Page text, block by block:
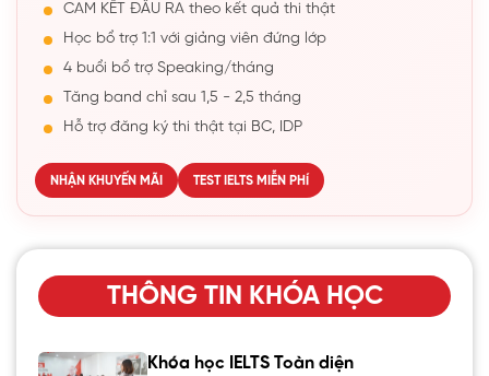
CAM KẾT ĐẦU RA theo kết quả thi thật
Học bổ trợ 1:1 với giảng viên đứng lớp
4 buổi bổ trợ Speaking/tháng
Tăng band chỉ sau 1,5 - 2,5 tháng
Hỗ trợ đăng ký thi thật tại BC, IDP
NHẬN KHUYẾN MÃI TEST IELTS MIỄN PHÍ
THÔNG TIN KHÓA HỌC
Khóa học IELTS Toàn diện